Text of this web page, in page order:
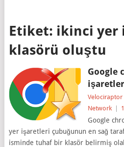
Etiket: ikinci yer
klasörü oluştu
Google
Velociraptor
Network
Google
yer işaretleri çubuğunun en sağ
isminde tuhaf bir klasör belirmiş